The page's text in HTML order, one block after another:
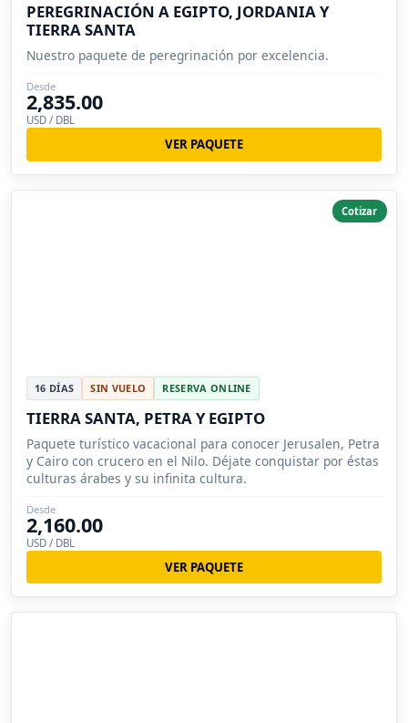
PEREGRINACIÓN A EGIPTO, JORDANIA Y
TIERRA SANTA
Nuestro paquete de peregrinación por excelencia.
Desde
2,835.00
USD / DBL
VER PAQUETE
Cotizar
16 DÍAS SIN VUELO RESERVA ONLINE
TIERRA SANTA, PETRA Y EGIPTO
Paquete turístico vacacional para conocer Jerusalen, Petra
y Cairo con crucero en el Nilo. Déjate conquistar por éstas
culturas árabes y su infinita cultura.
Desde
2,160.00
USD / DBL
VER PAQUETE